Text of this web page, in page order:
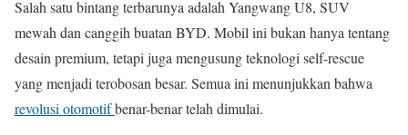
Salah satu bintang terbarunya adalah Yangwang U8, SUV
mewah dan canggih buatan BYD. Mobil ini bukan hanya tentang
desain premium, tetapi juga mengusung teknologi self-rescue
yang menjadi terobosan besar. Semua ini menunjukkan bahwa
revolusi otomotifbenar-benar telah dimulai.